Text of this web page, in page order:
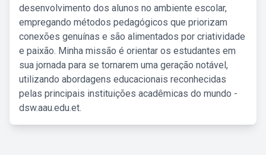
desenvolvimento dos alunos no ambiente escolar,
empregando métodos pedagógicos que priorizam
conexões genuínas e são alimentados por criatividade
e paixão. Minha missão é orientar os estudantes em
sua jornada para se tornarem uma geração notável,
utilizando abordagens educacionais reconhecidas
pelas principais instituições acadêmicas do mundo -
dsw.aau.edu.et.